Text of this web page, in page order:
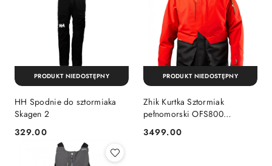
HH Spodnie do sztormiaka
Skagen 2
Cena:
329.00
PRODUKT NIEDOSTĘPNY
Zhik Kurtka Sztormiak
pełnomorski OFS800
Cena:
3499.00
PRODUKT NIEDOSTĘPNY